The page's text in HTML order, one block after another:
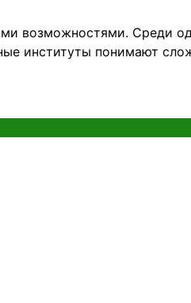
возможностями. Среди
институты понимают